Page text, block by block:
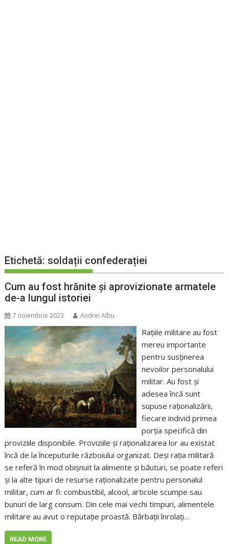
Etichetă: soldații confederației
Cum au fost hrănite și aprovizionate armatele
de-a lungul istoriei
7 noiembrie 2023 Andrei Albu
Rațiile militare au fost
mereu importante
pentru susținerea
nevoilor personalului
militar. Au fost și
adesea încă sunt
supuse raționalizării,
fiecare individ primea
porția specifică din
proviziile disponibile. Proviziile și raționalizarea lor au existat
încă de la începuturile războiului organizat. Deși rația militară
se referă în mod obișnuit la alimente și băuturi, se poate referi
și la alte tipuri de resurse raționalizate pentru personalul
militar, cum ar fi: combustibil, alcool, articole scumpe sau
bunuri de larg consum. Din cele mai vechi timpuri, alimentele
militare au avut o reputație proastă. Bărbații înrolați…
READ MORE